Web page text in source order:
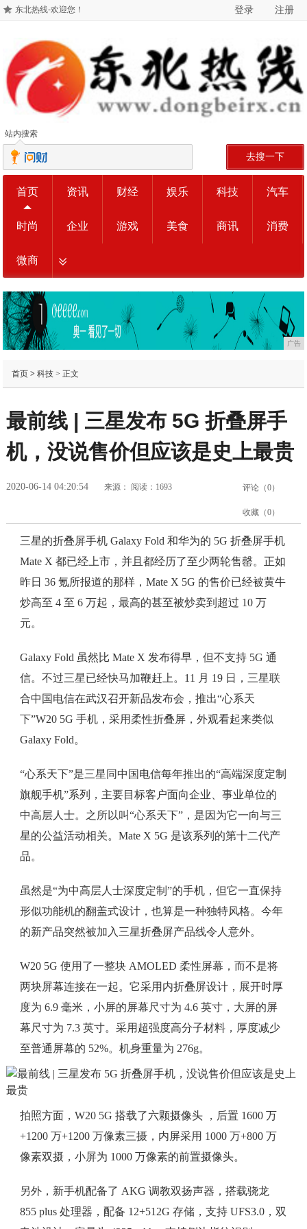
东北热线-欢迎您！ 登录 注册
站内搜索
去搜一下
首页 资讯 财经 娱乐 科技 汽车
时尚 企业 游戏 美食 商讯 消费
微商
广告
首页> 科技> 正文
最前线 | 三星发布 5G 折叠屏手
机，没说售价但应该是史上最贵
2020-06-14 04:20:54 来源： 阅读：1693 评论（0）
收藏（0）
三星的折叠屏手机 Galaxy Fold 和华为的 5G 折叠屏手机
Mate X 都已经上市，并且都经历了至少两轮售罄。正如
昨日 36 氪所报道的那样，Mate X 5G 的售价已经被黄牛
炒高至 4 至 6 万起，最高的甚至被炒卖到超过 10 万
元。
Galaxy Fold 虽然比 Mate X 发布得早，但不支持 5G 通
信。不过三星已经快马加鞭赶上。11 月 19 日，三星联
合中国电信在武汉召开新品发布会，推出“心系天
下”W20 5G 手机，采用柔性折叠屏，外观看起来类似
Galaxy Fold。
“心系天下”是三星同中国电信每年推出的“高端深度定制
旗舰手机”系列，主要目标客户面向企业、事业单位的
中高层人士。之所以叫“心系天下”，是因为它一向与三
星的公益活动相关。Mate X 5G 是该系列的第十二代产
品。
虽然是“为中高层人士深度定制”的手机，但它一直保持
形似功能机的翻盖式设计，也算是一种独特风格。今年
的新产品突然被加入三星折叠屏产品线令人意外。
W20 5G 使用了一整块 AMOLED 柔性屏幕，而不是将
两块屏幕连接在一起。它采用内折叠屏设计，展开时厚
度为 6.9 毫米，小屏的屏幕尺寸为 4.6 英寸，大屏的屏
幕尺寸为 7.3 英寸。采用超强度高分子材料，厚度减少
至普通屏幕的 52%。机身重量为 276g。
拍照方面，W20 5G 搭载了六颗摄像头 ，后置 1600 万
+1200 万+1200 万像素三摄，内屏采用 1000 万+800 万
像素双摄，小屏为 1000 万像素的前置摄像头。
另外，新手机配备了 AKG 调教双扬声器，搭载骁龙
855 plus 处理器，配备 12+512G 存储，支持 UFS3.0，双